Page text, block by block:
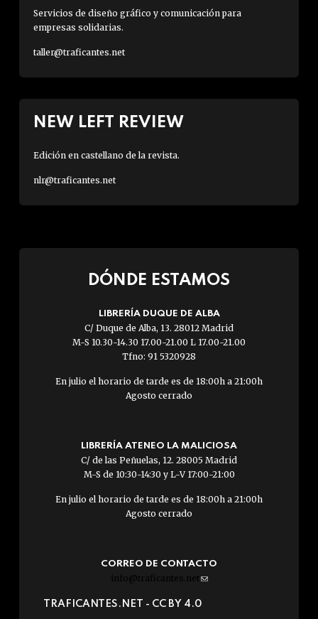
Servicios de diseño gráfico y comunicación para
empresas solidarias.
taller@traficantes.net
NEW LEFT REVIEW
Edición en castellano de la revista.
nlr@traficantes.net
DÓNDE ESTAMOS
LIBRERÍA DUQUE DE ALBA
C/ Duque de Alba, 13. 28012 Madrid
M-S 10.30-14.30 17.00-21.00 L 17.00-21.00
Tfno: 91 5320928
En julio el horario de tarde es de 18:00h a 21:00h
Agosto cerrado
LIBRERÍA ATENEO LA MALICIOSA
C/ de las Peñuelas, 12. 28005 Madrid
M-S de 10:30-14:30 y L-V 17:00-21:00
En julio el horario de tarde es de 18:00h a 21:00h
Agosto cerrado
CORREO DE CONTACTO
info@traficantes.net (link
e-
TRAFICANTES.NET - CC BY 4.0